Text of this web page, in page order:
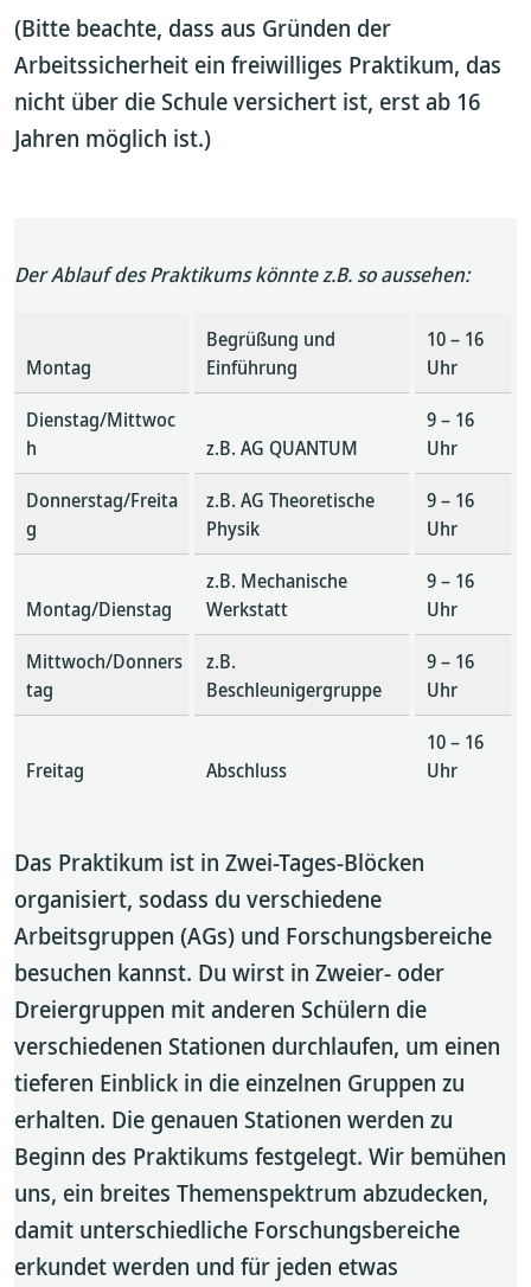
(Bitte beachte, dass aus Gründen der
Arbeitssicherheit ein freiwilliges Praktikum, das
nicht über die Schule versichert ist, erst ab 16
Jahren möglich ist.)
Der Ablauf des Praktikums könnte z.B. so aussehen:
Montag
Begrüßung und
Einführung
10 – 16
Uhr
Dienstag/Mittwoc
h
z.B. AG QUANTUM
9 – 16
Uhr
Donnerstag/Freita
g
z.B. AG Theoretische
Physik
9 – 16
Uhr
Montag/Dienstag
z.B. Mechanische
Werkstatt
9 – 16
Uhr
Mittwoch/Donners
tag
z.B.
Beschleunigergruppe
9 – 16
Uhr
Freitag Abschluss
10 – 16
Uhr
Das Praktikum ist in Zwei-Tages-Blöcken
organisiert, sodass du verschiedene
Arbeitsgruppen (AGs) und Forschungsbereiche
besuchen kannst. Du wirst in Zweier- oder
Dreiergruppen mit anderen Schülern die
verschiedenen Stationen durchlaufen, um einen
tieferen Einblick in die einzelnen Gruppen zu
erhalten. Die genauen Stationen werden zu
Beginn des Praktikums festgelegt. Wir bemühen
uns, ein breites Themenspektrum abzudecken,
damit unterschiedliche Forschungsbereiche
erkundet werden und für jeden etwas